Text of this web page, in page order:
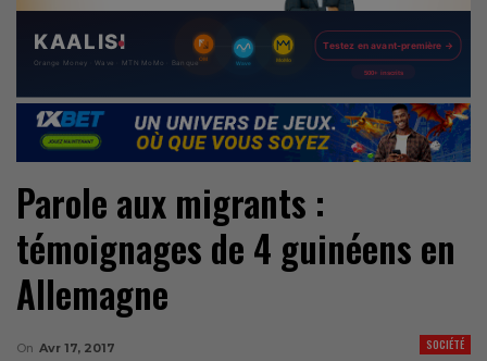
Parole aux migrants :
témoignages de 4 guinéens en
Allemagne
SOCIÉTÉ
On Avr 17, 2017